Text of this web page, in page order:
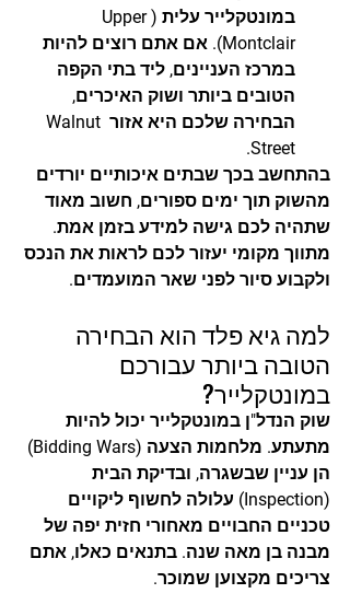
במונטקלייר עלית (Upper
Montclair). אם אתם רוצים להיות
במרכז העניינים, ליד בתי הקפה
הטובים ביותר ושוק האיכרים,
הבחירה שלכם היא אזור Walnut
Street.
בהתחשב בכך שבתים איכותיים יורדים
מהשוק תוך ימים ספורים, חשוב מאוד
שתהיה לכם גישה למידע בזמן אמת.
מתווך מקומי יעזור לכם לראות את הנכס
ולקבוע סיור לפני שאר המועמדים.
למה גיא פלד הוא הבחירה
הטובה ביותר עבורכם
במונטקלייר?
שוק הנדל"ן במונטקלייר יכול להיות
מתעתע. מלחמות הצעה (Bidding Wars)
הן עניין שבשגרה, ובדיקת הבית
(Inspection) עלולה לחשוף ליקויים
טכניים החבויים מאחורי חזית יפה של
מבנה בן מאה שנה. בתנאים כאלו, אתם
צריכים מקצוען שמוכר.